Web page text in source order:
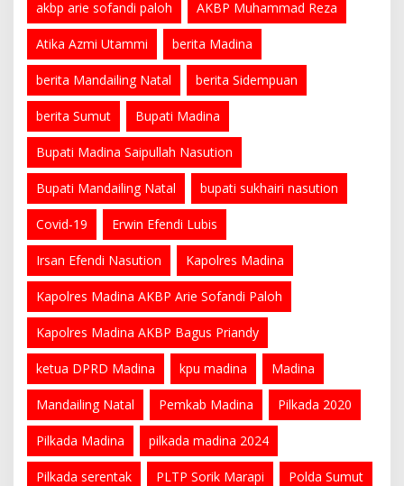
akbp arie sofandi paloh AKBP Muhammad Reza
Atika Azmi Utammi berita Madina
berita Mandailing Natal berita Sidempuan
berita Sumut Bupati Madina
Bupati Madina Saipullah Nasution
Bupati Mandailing Natal bupati sukhairi nasution
Covid-19 Erwin Efendi Lubis
Irsan Efendi Nasution Kapolres Madina
Kapolres Madina AKBP Arie Sofandi Paloh
Kapolres Madina AKBP Bagus Priandy
ketua DPRD Madina kpu madina Madina
Mandailing Natal Pemkab Madina Pilkada 2020
Pilkada Madina pilkada madina 2024
Pilkada serentak PLTP Sorik Marapi Polda Sumut